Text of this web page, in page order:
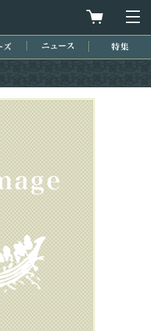
買物カゴを
シリーズ ニュース